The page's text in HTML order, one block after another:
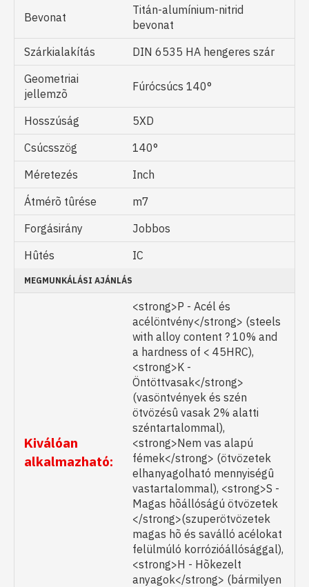
Bevonat
Titán-alumínium-nitrid
bevonat
Szárkialakítás
DIN 6535 HA hengeres szár
Geometriai
jellemzõ
Fúrócsúcs 140°
Hosszúság
5XD
Csúcsszög
140°
Méretezés
Inch
Átmérõ tûrése
m7
Forgásirány
Jobbos
Hûtés
IC
MEGMUNKÁLÁSI AJÁNLÁS
Kiválóan
alkalmazható:
<strong>P - Acél és
acélöntvény</strong> (steels
with alloy content ? 10% and
a hardness of < 45HRC),
<strong>K -
Öntöttvasak</strong>
(vasöntvények és szén
ötvözésû vasak 2% alatti
széntartalommal),
<strong>Nem vas alapú
fémek</strong> (ötvözetek
elhanyagolható mennyiségû
vastartalommal), <strong>S -
Magas hõállóságú ötvözetek
</strong>(szuperötvözetek
magas hõ és saválló acélokat
felülmúló korrózióállósággal),
<strong>H - Hõkezelt
anyagok</strong> (bármilyen